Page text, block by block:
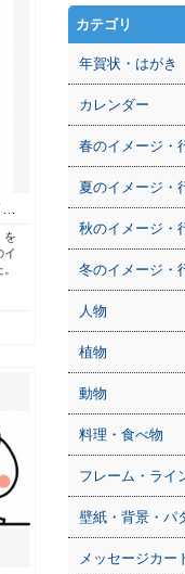
…
を
イ
カテゴリ
年賀状・はがき
カレンダー
春のイメージ・
夏のイメージ・
秋のイメージ・
冬のイメージ・
人物
植物
動物
料理・食べ物
フレーム・ライ
壁紙・背景・パ
メッセージカー